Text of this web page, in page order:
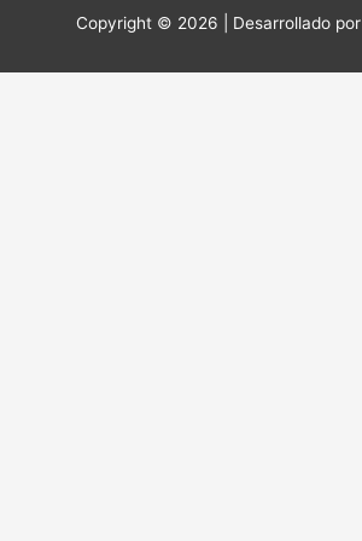
Copyright © 2026 | Desarrollado por